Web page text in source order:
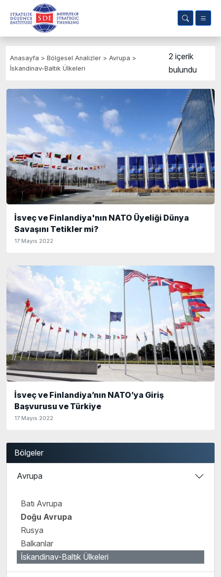
Anasayfa > Bölgesel Analizler > Avrupa >
İskandinav-Baltık Ülkeleri
2 içerik
bulundu
İsveç ve Finlandiya'nın NATO Üyeliği Dünya
Savaşını Tetikler mi?
17 Mayıs 2022
İsveç ve Finlandiya’nın NATO’ya Giriş
Başvurusu ve Türkiye
17 Mayıs 2022
Bölgeler
Avrupa
Batı Avrupa
Doğu Avrupa
Rusya
Balkanlar
İskandinav-Baltık Ülkeleri